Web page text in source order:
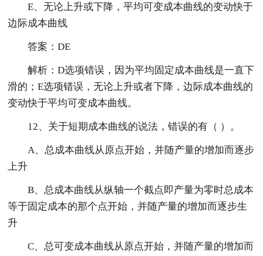
E、无论上升或下降，平均可变成本曲线的变动快于
边际成本曲线
答案：DE
解析：D选项错误，因为平均固定成本曲线是一直下
滑的；E选项错误，无论上升或者下降，边际成本曲线的
变动快于平均可变成本曲线。
12、关于短期成本曲线的说法，错误的有（ ）。
A、总成本曲线从原点开始，并随产量的增加而逐步
上升
B、总成本曲线从纵轴一个截点即产量为零时总成本
等于固定成本的那个点开始，并随产量的增加而逐步生
升
C、总可变成本曲线从原点开始，并随产量的增加而